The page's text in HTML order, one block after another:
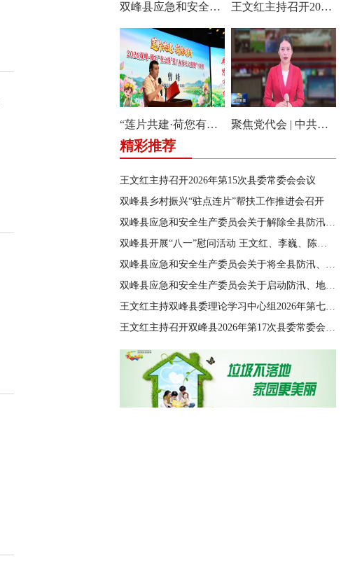
双峰县应急和安全生产委员会关于启动全县防汛、地质灾害、自然灾害救助四级应急响应的通知 王文红主持召开2026年第3次县委常委会（扩大）会议
“莲片共建·荷您有约” 2026双峰·锁石花之缘第八届荷花文旅推广体验月盛大开幕 聚焦党代会 | 中共双峰县第十四届委员会举行第一次全体会议
精彩推荐
王文红主持召开2026年第15次县委常委会会议
双峰县乡村振兴“驻点连片”帮扶工作推进会召开
双峰县应急和安全生产委员会关于解除全县防汛、地质灾害、自然灾害救助三级应急响应的通知
双峰县开展“八一”慰问活动 王文红、李巍、陈善干、王德文、李双红参加
双峰县应急和安全生产委员会关于将全县防汛、地质灾害、自然灾害救助应急响应由四级提升至三级的通知
双峰县应急和安全生产委员会关于启动防汛、地质灾害、自然灾害救助四级应急响应的通知
王文红主持双峰县委理论学习中心组2026年第七次集体（扩大）学习
王文红主持召开双峰县2026年第17次县委常委会会议